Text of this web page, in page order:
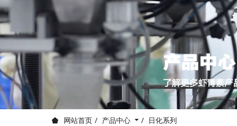
网站首页 产品中心 日化系列